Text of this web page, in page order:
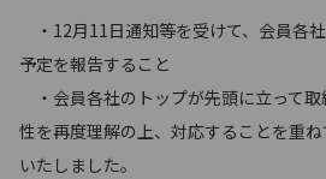
・12月11日通知等を受けて、会員各
予定を報告すること
・会員各社のトップが先頭に立って
性を再度理解の上、対応することを重
いたしました。